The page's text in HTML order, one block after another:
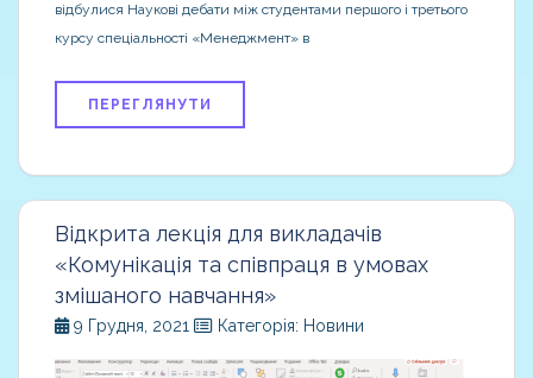
відбулися Наукові дебати між студентами першого і третього
курсу спеціальності «Менеджмент» в
ПЕРЕГЛЯНУТИ
Відкрита лекція для викладачів
«Комунікація та співпраця в умовах
змішаного навчання»
9 Грудня, 2021 Категорія: Новини